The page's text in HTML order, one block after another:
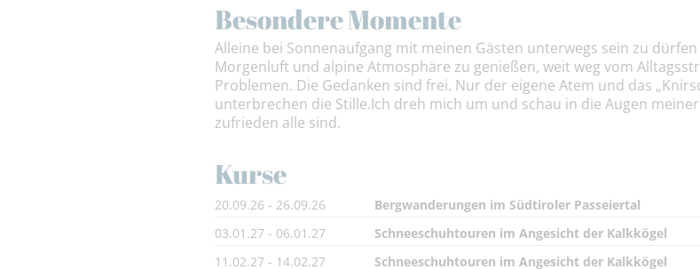
Besondere Momente
Alleine bei Sonnenaufgang mit meinen Gästen unterwegs sein zu
Morgenluft und alpine Atmosphäre zu genießen, weit weg vom
Problemen. Die Gedanken sind frei. Nur der eigene Atem und das
unterbrechen die Stille.Ich dreh mich um und schau in die Augen
zufrieden alle sind.
Kurse
20.09.26 - 26.09.26 Bergwanderungen im Südtiroler Passeiertal
03.01.27 - 06.01.27
Schneeschuhtouren im Angesicht der Kalkkögel
11.02.27 - 14.02.27
Schneeschuhtouren im Angesicht der Kalkkögel